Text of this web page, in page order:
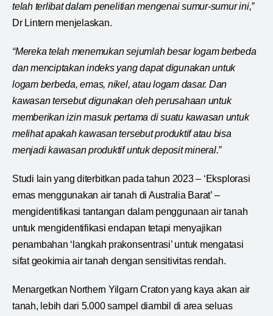
telah terlibat dalam penelitian mengenai sumur-sumur ini,”
Dr Lintern menjelaskan.
“Mereka telah menemukan sejumlah besar logam berbeda
dan menciptakan indeks yang dapat digunakan untuk
logam berbeda, emas, nikel, atau logam dasar. Dan
kawasan tersebut digunakan oleh perusahaan untuk
memberikan izin masuk pertama di suatu kawasan untuk
melihat apakah kawasan tersebut produktif atau bisa
menjadi kawasan produktif untuk deposit mineral.”
Studi lain yang diterbitkan pada tahun 2023 – ‘Eksplorasi
emas menggunakan air tanah di Australia Barat’ –
mengidentifikasi tantangan dalam penggunaan air tanah
untuk mengidentifikasi endapan tetapi menyajikan
penambahan ‘langkah prakonsentrasi’ untuk mengatasi
sifat geokimia air tanah dengan sensitivitas rendah.
Menargetkan Northern Yilgarn Craton yang kaya akan air
tanah, lebih dari 5.000 sampel diambil di area seluas